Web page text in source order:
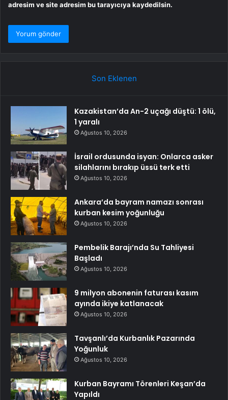
adresim ve site adresim bu tarayıcıya kaydedilsin.
Son Eklenen
Kazakistan’da An-2 uçağı düştü: 1 ölü,
1 yaralı
Ağustos 10, 2026
İsrail ordusunda isyan: Onlarca asker
silahlarını bırakıp üssü terk etti
Ağustos 10, 2026
Ankara’da bayram namazı sonrası
kurban kesim yoğunluğu
Ağustos 10, 2026
Pembelik Barajı’nda Su Tahliyesi
Başladı
Ağustos 10, 2026
9 milyon abonenin faturası kasım
ayında ikiye katlanacak
Ağustos 10, 2026
Tavşanlı’da Kurbanlık Pazarında
Yoğunluk
Ağustos 10, 2026
Kurban Bayramı Törenleri Keşan’da
Yapıldı